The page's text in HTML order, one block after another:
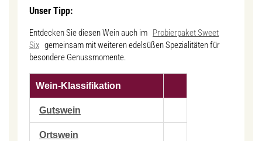
Unser Tipp:
Entdecken Sie diesen Wein auch im Probierpaket Sweet
Six gemeinsam mit weiteren edelsüßen Spezialitäten für
besondere Genussmomente.
Wein-Klassifikation
Gutswein
Ortswein